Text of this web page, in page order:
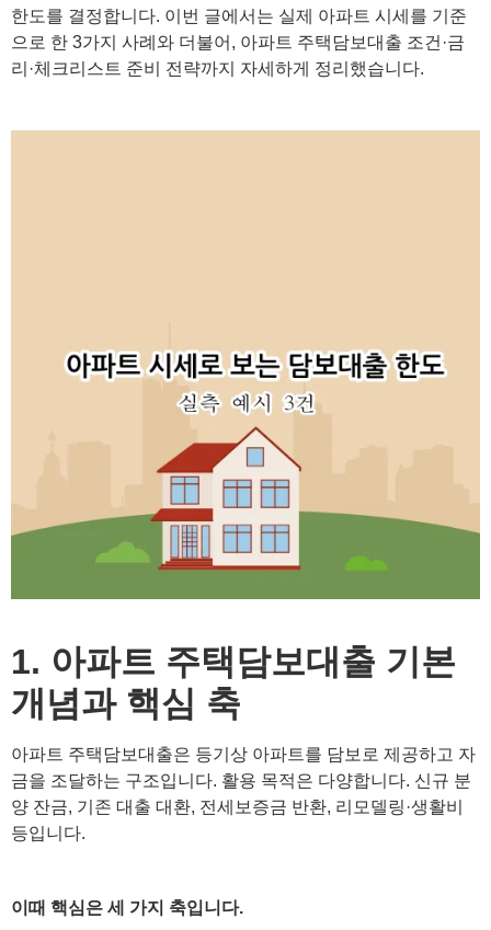
한도를 결정합니다. 이번 글에서는 실제 아파트 시세를 기준
으로 한 3가지 사례와 더불어, 아파트 주택담보대출 조건·금
리·체크리스트 준비 전략까지 자세하게 정리했습니다.
1. 아파트 주택담보대출 기본
개념과 핵심 축
아파트 주택담보대출은 등기상 아파트를 담보로 제공하고 자
금을 조달하는 구조입니다. 활용 목적은 다양합니다. 신규 분
양 잔금, 기존 대출 대환, 전세보증금 반환, 리모델링·생활비
등입니다.
이때 핵심은 세 가지 축입니다.